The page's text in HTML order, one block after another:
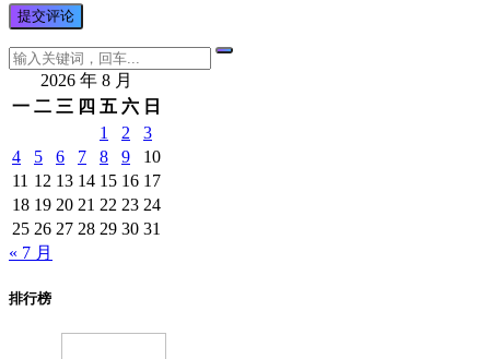
2026 年 8 月
一 二 三 四 五 六 日
1
2
3
4
5 6 7 8 9
10
11 12 13 14 15 16 17
18 19 20 21 22 23 24
25 26 27 28 29 30 31
« 7 月
排行榜